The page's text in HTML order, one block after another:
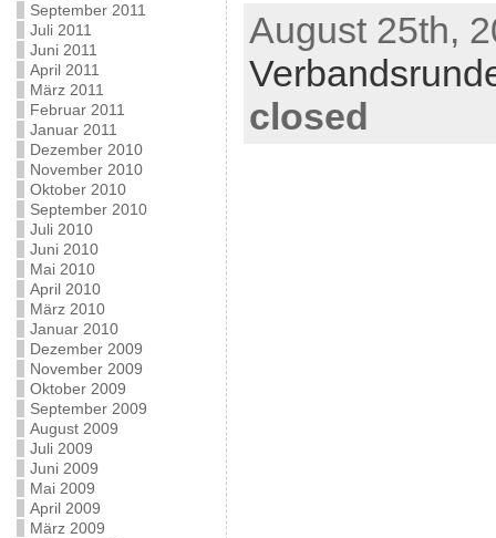
September 2011
Juli 2011
Juni 2011
April 2011
März 2011
Februar 2011
Januar 2011
Dezember 2010
November 2010
Oktober 2010
September 2010
Juli 2010
Juni 2010
Mai 2010
April 2010
März 2010
Januar 2010
Dezember 2009
November 2009
Oktober 2009
September 2009
August 2009
Juli 2009
Juni 2009
Mai 2009
April 2009
März 2009
August 25th,
closed